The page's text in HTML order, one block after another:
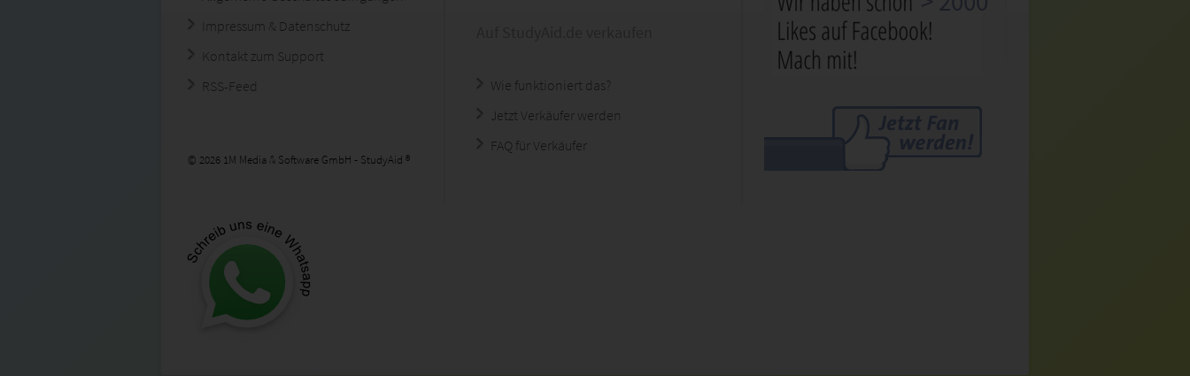
Impressum & Datenschutz
Kontakt zum Support
RSS-Feed
© 2026 1M Media & Software GmbH - StudyAid ®
Wie funktioniert das?
Jetzt Verkäufer werden
FAQ für Verkäufer